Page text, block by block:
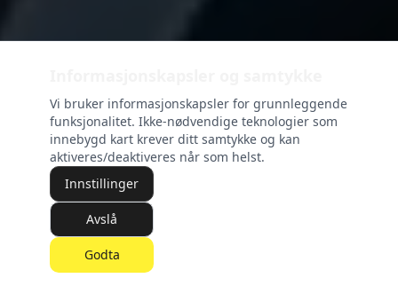
Vi bruker informasjonskapsler for grunnleggende
funksjonalitet. Ikke-nødvendige teknologier som
innebygd kart krever ditt samtykke og kan
aktiveres/deaktiveres når som helst.
Innstillinger
Avslå
Godta